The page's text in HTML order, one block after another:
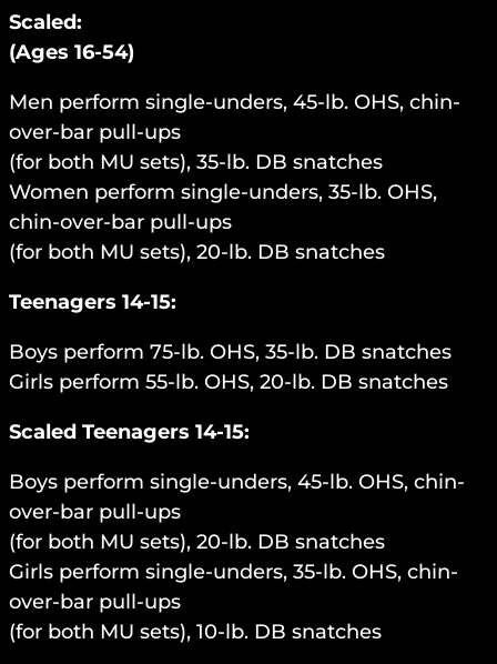
Scaled:
(Ages 16-54)
Men perform single-unders, 45-lb. OHS, chin-
over-bar pull-ups
(for both MU sets), 35-lb. DB snatches
Women perform single-unders, 35-lb. OHS,
chin-over-bar pull-ups
(for both MU sets), 20-lb. DB snatches
Teenagers 14-15:
Boys perform 75-lb. OHS, 35-lb. DB snatches
Girls perform 55-lb. OHS, 20-lb. DB snatches
Scaled Teenagers 14-15:
Boys perform single-unders, 45-lb. OHS, chin-
over-bar pull-ups
(for both MU sets), 20-lb. DB snatches
Girls perform single-unders, 35-lb. OHS, chin-
over-bar pull-ups
(for both MU sets), 10-lb. DB snatches